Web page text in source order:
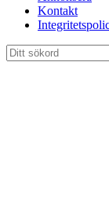
Kontakt